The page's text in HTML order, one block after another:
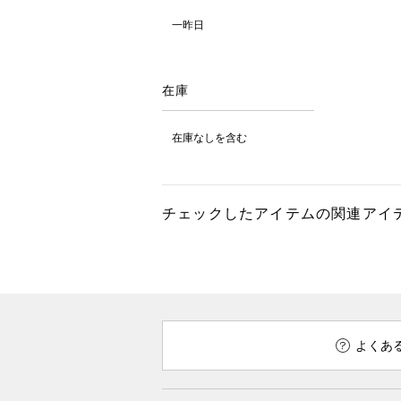
一昨日
在庫
在庫なしを含む
チェックしたアイテムの関連アイ
よくあ